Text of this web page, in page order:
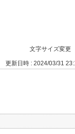
文字サイズ変更
更新日時 : 2024/03/31